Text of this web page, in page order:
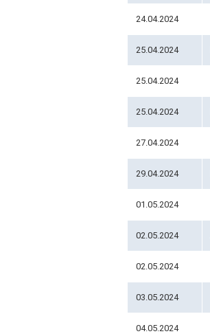
24.04.2024
25.04.2024
25.04.2024
25.04.2024
27.04.2024
29.04.2024
01.05.2024
02.05.2024
02.05.2024
03.05.2024
04.05.2024